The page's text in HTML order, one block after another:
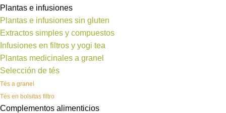
Plantas e infusiones
Plantas e infusiones sin gluten
Extractos simples y compuestos
Infusiones en filtros y yogi tea
Plantas medicinales a granel
Selección de tés
Tés a granel
Tés en bolsitas filtro
Complementos alimenticios